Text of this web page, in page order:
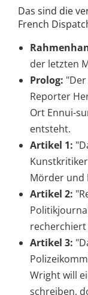
Das sind die
French
der letzten
Prolog:
Reporter
Ort Ennui-
entsteht.
Artikel 1:
Mörder und
Artikel 2:
Artikel 3:
Wright will
schreiben,